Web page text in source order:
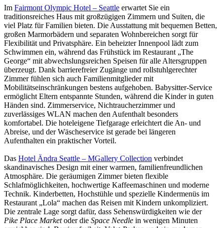
Im Fairmont Olympic Hotel – Seattle erwartet Sie ein
traditionsreiches Haus mit großzügigen Zimmern und Suiten, die
viel Platz für Familien bieten. Die Ausstattung mit bequemen Betten,
großen Marmorbädern und separaten Wohnbereichen sorgt für
Flexibilität und Privatsphäre. Ein beheizter Innenpool lädt zum
Schwimmen ein, während das Frühstück im Restaurant „The
George“ mit abwechslungsreichen Speisen für alle Altersgruppen
überzeugt. Dank barrierefreier Zugänge und rollstuhlgerechter
Zimmer fühlen sich auch Familienmitglieder mit
Mobilitätseinschränkungen bestens aufgehoben. Babysitter-Service
ermöglicht Eltern entspannte Stunden, während die Kinder in guten
Händen sind. Zimmerservice, Nichtraucherzimmer und
zuverlässiges WLAN machen den Aufenthalt besonders
komfortabel. Die hoteleigene Tiefgarage erleichtert die An- und
Abreise, und der Wäscheservice ist gerade bei längeren
Aufenthalten ein praktischer Vorteil.
Das Hotel Ändra Seattle – MGallery Collection verbindet
skandinavisches Design mit einer warmen, familienfreundlichen
Atmosphäre. Die geräumigen Zimmer bieten flexible
Schlafmöglichkeiten, hochwertige Kaffeemaschinen und moderne
Technik. Kinderbetten, Hochstühle und spezielle Kindermenüs im
Restaurant „Lola“ machen das Reisen mit Kindern unkompliziert.
Die zentrale Lage sorgt dafür, dass Sehenswürdigkeiten wie der
Pike Place Marketoder die Space Needle in wenigen Minuten